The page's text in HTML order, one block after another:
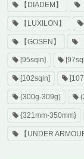
【DIADEM】
【LUXILON】
【GOSEN】
[95sqin]
[102sqin]
(300g-309g)
{321mm-350mm}
【UNDER